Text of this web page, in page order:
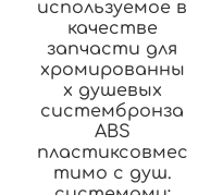
используемое в
качестве
запчасти для
хромированны
х душевых
систембронза
ABS
пластиксовмес
тимо с душ.